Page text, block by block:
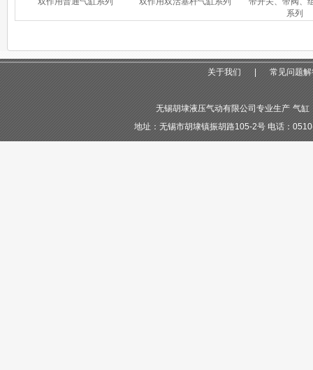
系列
关于我们 常见问题解
无锡胡埭液压气动有限公司专业生产 气缸
地址：无锡市胡埭镇振胡路105-2号 电话：